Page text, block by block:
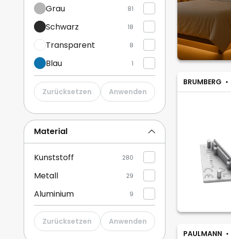
BRUMBERG
PAULMANN
Grau 81
Schwarz 18
Transparent 8
Blau 1
Grün 1
Orange 1
Pink / Rosé 1
Zurücksetzen Anwenden
Material
Kunststoff 280
Metall 29
Aluminium 9
Zurücksetzen Anwenden